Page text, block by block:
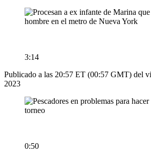
3:14
Publicado a las 20:57 ET (00:57 GMT) del
2023
0:50